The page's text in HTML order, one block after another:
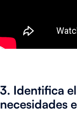
3. Identifica
necesidades